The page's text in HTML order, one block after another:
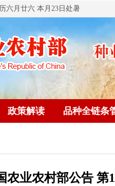
六月廿六 本月23日处暑
政策解读 品种全链条
农业农村部公告 第